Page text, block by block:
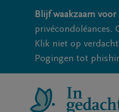
Blijf waakzaam
privécondoléances.
Klik niet op
Pogingen tot